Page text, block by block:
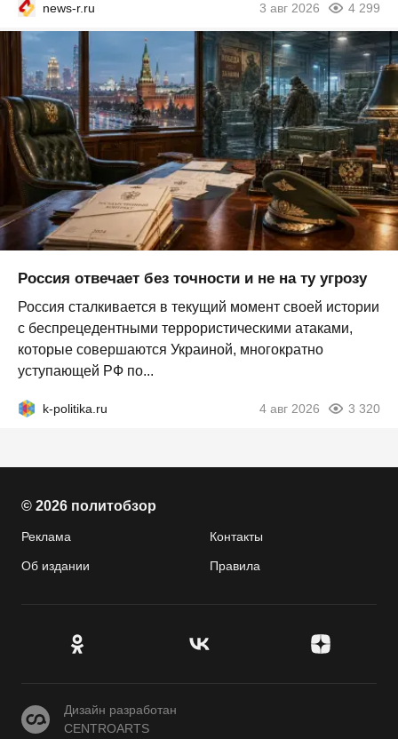
news-r.ru 3 авг 2026 4 299
Россия отвечает без точности и не на ту угрозу
Россия сталкивается в текущий момент своей истории
с беспрецедентными террористическими атаками,
которые совершаются Украиной, многократно
уступающей РФ по...
k-politika.ru 4 авг 2026 3 320
© 2026 политобзор
Реклама Контакты
Об издании Правила
CENTROARTS